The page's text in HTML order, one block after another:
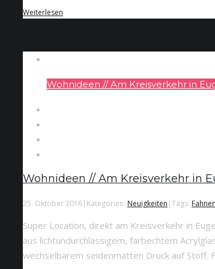
Weiterlesen
Wohnideen // Am Kreisverkehr in
Wohnideen // Am Kreisverkehr in
25. Oktober 2016| Kategorien: Neuigkeiten |Tags: Fahnen
Super Location, direkt am Kreisverkehr in
aus lichtundurchlässigem, farbechtem
wechselbarem seidenmatten Druck auf Stoff.